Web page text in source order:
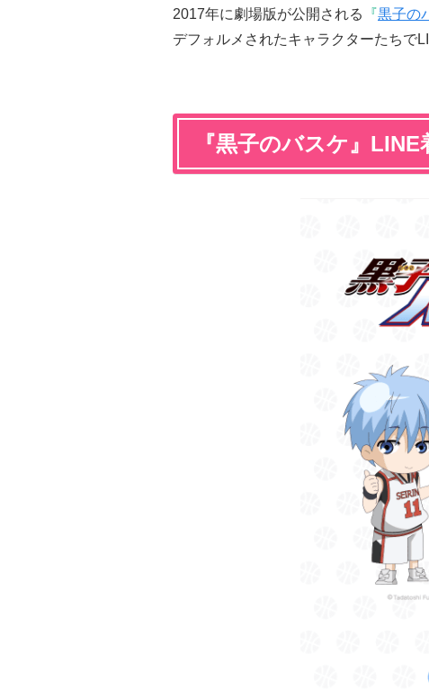
2017年に劇場版が公開される 『黒子の
デフォルメされたキャラクターたちで
『黒子のバスケ』LINE